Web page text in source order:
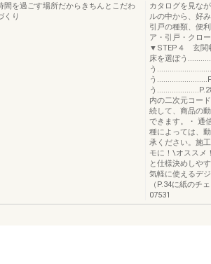
間を過ごす場所だからきちんとこだわ
くり
カタログを見な
ルの中から、好
引戸の種類、便
ア・引戸・クロ
▼STEP４ 玄関
床を選ぼう
う
う
う
内の二次元コー
続して、商品の
できます。・ 通
種によっては、
承ください。施
モに！\オススメ
と仕様決めしや
気軽に使えるデ
（P.34に紙のチ
07531